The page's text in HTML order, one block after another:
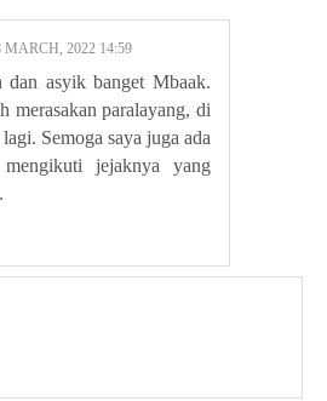
MARCH, 2022 14:59
dan asyik banget Mbaak.
merasakan paralayang, di
Semoga saya juga ada
mengikuti jejaknya yang